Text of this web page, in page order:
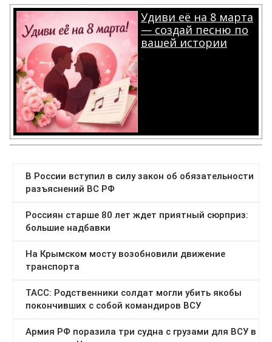
Удиви её на 8 марта
— создай песню по
вашей истории
.